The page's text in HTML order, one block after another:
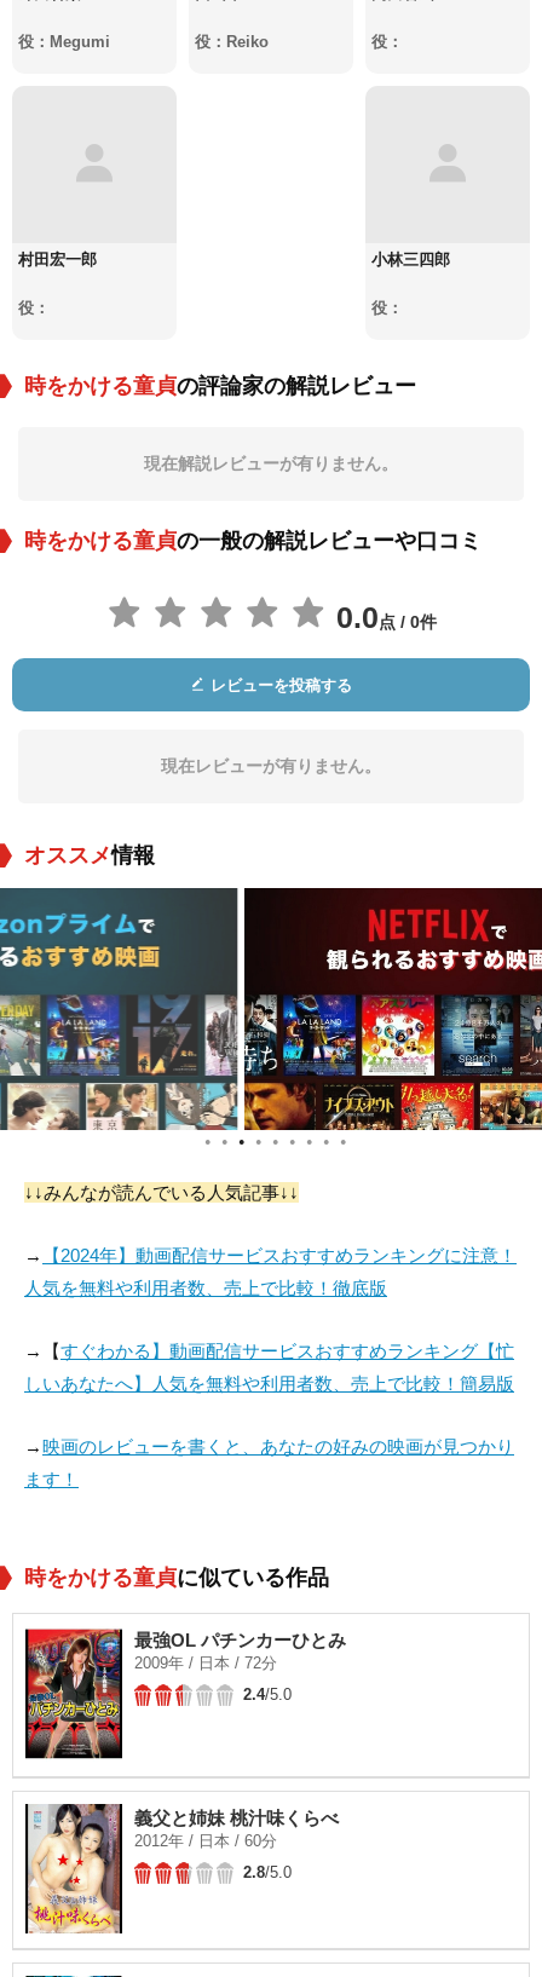
役：Megumi 役：Reiko 役：
村田宏一郎
役：
小林三四郎
役：
時をかける童貞の評論家の解説レビュー
現在解説レビューが有りません。
時をかける童貞の一般の解説レビューや口コミ
0.0点 / 0件
レビューを投稿する
現在レビューが有りません。
オススメ情報
● ● ● ● ● ● ● ● ●
↓↓みんなが読んでいる人気記事↓↓
→
【2024年】動画配信サービスおすすめランキングに注意！
人気を無料や利用者数、売上で比較！徹底版
→【すぐわかる】動画配信サービスおすすめランキング【忙
しいあなたへ】人気を無料や利用者数、売上で比較！簡易版
→映画のレビューを書くと、あなたの好みの映画が見つかり
ます！
時をかける童貞に似ている作品
最強OL パチンカーひとみ
2009年 / 日本 / 72分
2.4/5.0
義父と姉妹 桃汁味くらべ
2012年 / 日本 / 60分
2.8/5.0